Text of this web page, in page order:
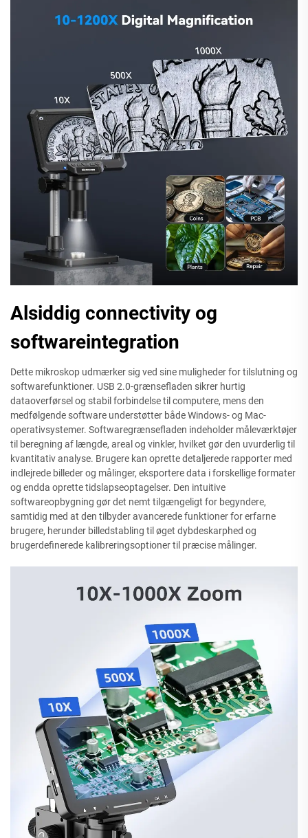
Alsiddig connectivity og
softwareintegration
Dette mikroskop udmærker sig ved sine muligheder for tilslutning og
softwarefunktioner. USB 2.0-grænsefladen sikrer hurtig
dataoverførsel og stabil forbindelse til computere, mens den
medfølgende software understøtter både Windows- og Mac-
operativsystemer. Softwaregrænsefladen indeholder måleværktøjer
til beregning af længde, areal og vinkler, hvilket gør den uvurderlig til
kvantitativ analyse. Brugere kan oprette detaljerede rapporter med
indlejrede billeder og målinger, eksportere data i forskellige formater
og endda oprette tidslapseoptagelser. Den intuitive
softwareopbygning gør det nemt tilgængeligt for begyndere,
samtidig med at den tilbyder avancerede funktioner for erfarne
brugere, herunder billedstabling til øget dybdeskarphed og
brugerdefinerede kalibreringsoptioner til præcise målinger.